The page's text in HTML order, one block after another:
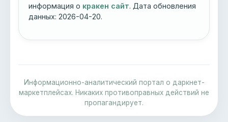
информация о кракен сайт. Дата обновления
данных:2026-04-20.
Информационно-аналитический портал о даркнет-
маркетплейсах. Никаких противоправных действий не
пропагандирует.